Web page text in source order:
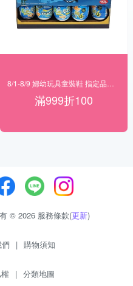
滿999折100
© 2026 服務條款(更新)
| 購物須知
| 分類地圖